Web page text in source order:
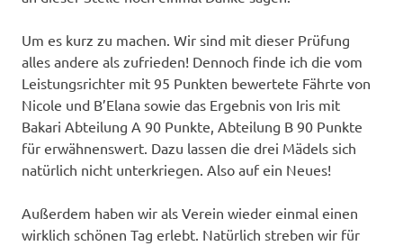
Um es kurz zu machen. Wir sind mit dieser Prüfung
alles andere als zufrieden! Dennoch finde ich die vom
Leistungsrichter mit 95 Punkten bewertete Fährte von
Nicole und B’Elana sowie das Ergebnis von Iris mit
Bakari Abteilung A 90 Punkte, Abteilung B 90 Punkte
für erwähnenswert. Dazu lassen die drei Mädels sich
natürlich nicht unterkriegen. Also auf ein Neues!
Außerdem haben wir als Verein wieder einmal einen
wirklich schönen Tag erlebt. Natürlich streben wir für